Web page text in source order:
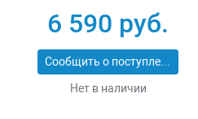
6 590 руб.
Сообщить о поступлении
Нет в наличии